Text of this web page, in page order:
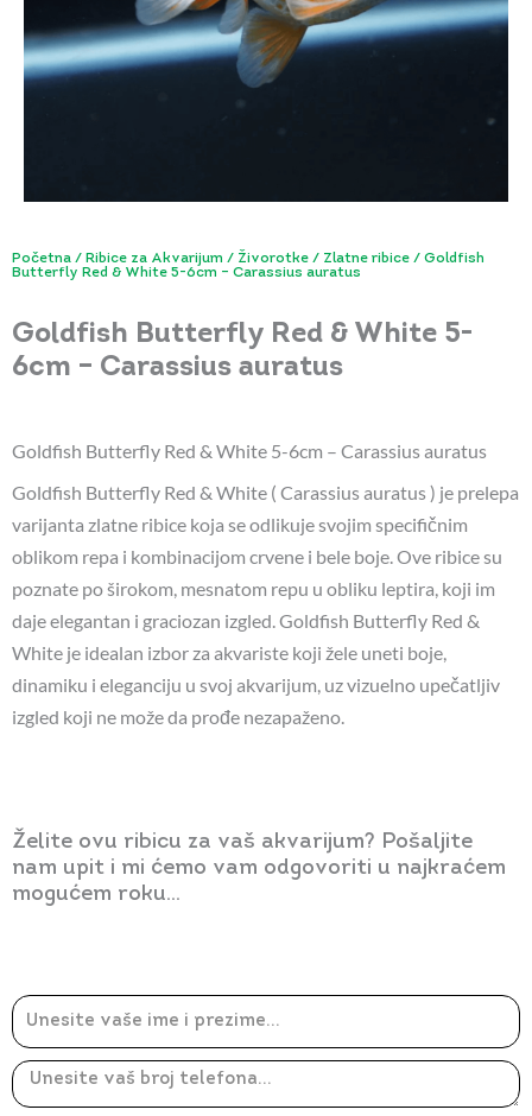
Početna / Ribice za Akvarijum / Živorotke / Zlatne ribice / Goldfish
Butterfly Red & White 5-6cm – Carassius auratus
Goldfish Butterfly Red & White 5-
6cm – Carassius auratus
Goldfish Butterfly Red & White 5-6cm – Carassius auratus
Goldfish Butterfly Red & White ( Carassius auratus ) je prelepa
varijanta zlatne ribice koja se odlikuje svojim specifičnim
oblikom repa i kombinacijom crvene i bele boje. Ove ribice su
poznate po širokom, mesnatom repu u obliku leptira, koji im
daje elegantan i graciozan izgled. Goldfish Butterfly Red &
White je idealan izbor za akvariste koji žele uneti boje,
dinamiku i eleganciju u svoj akvarijum, uz vizuelno upečatljiv
izgled koji ne može da prođe nezapaženo.
Želite ovu ribicu za vaš akvarijum? Pošaljite
nam upit i mi ćemo vam odgovoriti u najkraćem
mogućem roku...
Ime